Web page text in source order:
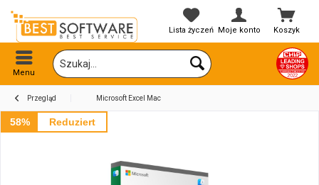
Koszyk
Lista życzeń Moje konto
Menu
Przegląd Microsoft Excel Mac
58% Reduziert